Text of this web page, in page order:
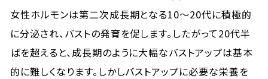
女性ホルモンは第二次成長期となる10～20代に積極的
に分泌され、バストの発育を促します。したがって20代半
ばを超えると、成長期のように大幅なバストアップは基本
的に難しくなります。しかしバストアップに必要な栄養を